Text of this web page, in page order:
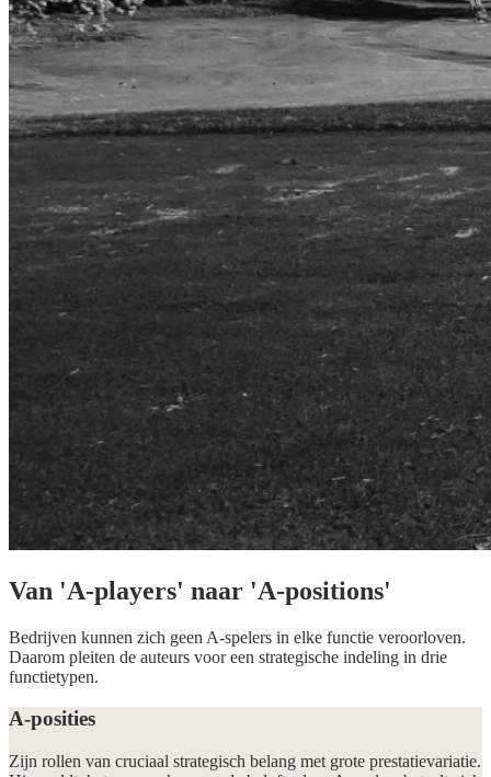
Van 'A-players' naar 'A-positions'
Bedrijven kunnen zich geen A-spelers in elke functie veroorloven.
Daarom pleiten de auteurs voor een strategische indeling in drie
functietypen.
A-posities
Zijn rollen van cruciaal strategisch belang met grote prestatievariatie.